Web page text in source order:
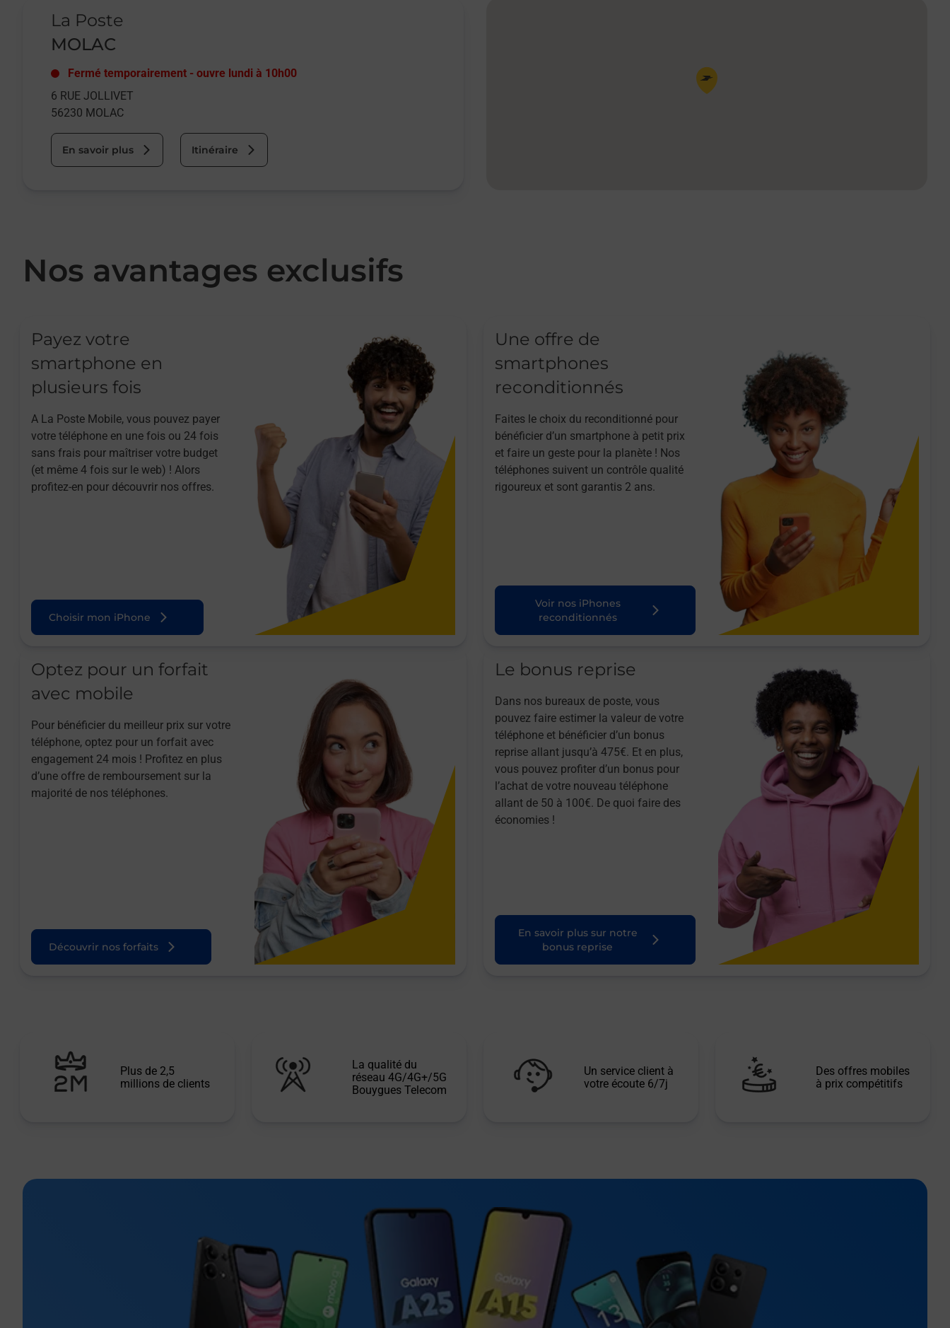
La Poste
MOLAC
Fermé temporairement - ouvre lundi à 10h00
6 RUE JOLLIVET
56230 MOLAC
En savoir plus Itinéraire
Pin de la carte
Nos avantages exclusifs
Payez votre
smartphone en
plusieurs fois
A La Poste Mobile, vous pouvez payer
votre téléphone en une fois ou 24 fois
sans frais pour maîtriser votre budget
(et même 4 fois sur le web) ! Alors
profitez-en pour découvrir nos offres.
Choisir mon iPhone
Une offre de
smartphones
reconditionnés
Faites le choix du reconditionné pour
bénéficier d’un smartphone à petit prix
et faire un geste pour la planète ! Nos
téléphones suivent un contrôle qualité
rigoureux et sont garantis 2 ans.
Voir nos iPhones
reconditionnés
Optez pour un forfait
avec mobile
Pour bénéficier du meilleur prix sur votre
téléphone, optez pour un forfait avec
engagement 24 mois ! Profitez en plus
d’une offre de remboursement sur la
majorité de nos téléphones.
Découvrir nos forfaits
Le bonus reprise
Dans nos bureaux de poste, vous
pouvez faire estimer la valeur de votre
téléphone et bénéficier d’un bonus
reprise allant jusqu’à 475€. Et en plus,
vous pouvez profiter d’un bonus pour
l’achat de votre nouveau téléphone
allant de 50 à 100€. De quoi faire des
économies !
En savoir plus sur notre
bonus reprise
Plus de 2,5
millions de clients
La qualité du
réseau 4G/4G+/5G
Bouygues Telecom
Un service client à
votre écoute 6/7j
Des offres mobiles
à prix compétitifs